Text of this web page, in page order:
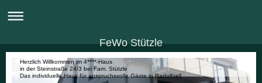
FeWo Stützle
Herzlich Willkommen im 4****-Haus
in der Steinstraße 24/3 bei Fam. Stützle
Das individuelle Haus für anspruchsvolle Gäste in Radolfzell